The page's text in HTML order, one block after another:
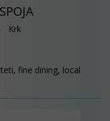
- Krk
fine dining, local